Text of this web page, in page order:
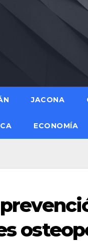
JACONA
ECONOMÍA